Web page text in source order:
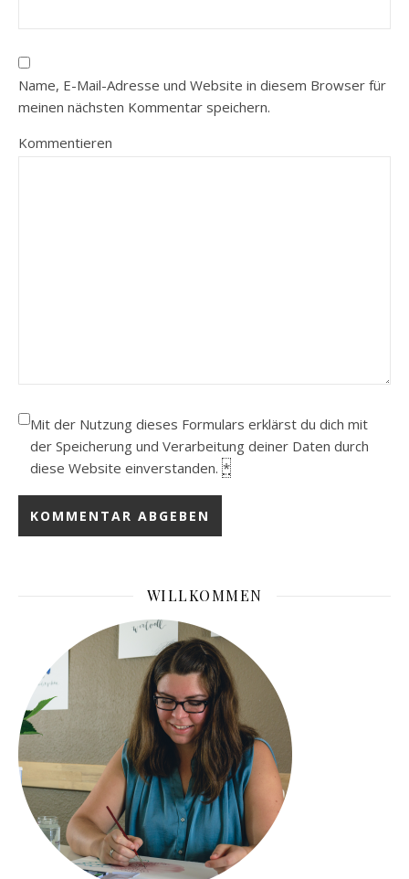
Name, E-Mail-Adresse und Website in diesem Browser für
meinen nächsten Kommentar speichern.
Kommentieren
Mit der Nutzung dieses Formulars erklärst du dich mit
der Speicherung und Verarbeitung deiner Daten durch
diese Website einverstanden. *
WILLKOMMEN